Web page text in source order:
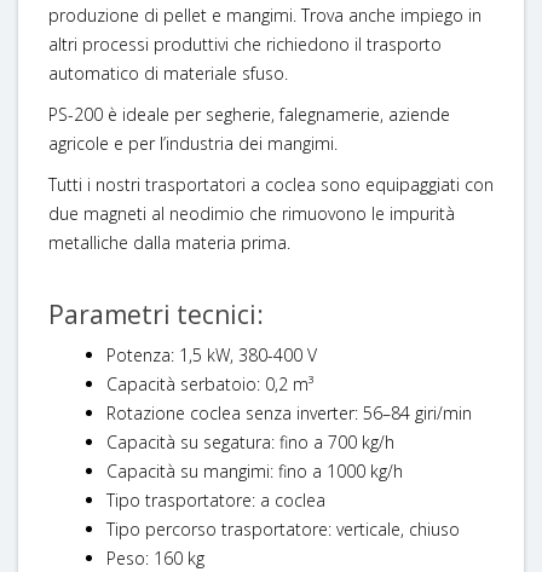
produzione di pellet e mangimi. Trova anche impiego in
altri processi produttivi che richiedono il trasporto
automatico di materiale sfuso.
PS-200 è ideale per segherie, falegnamerie, aziende
agricole e per l’industria dei mangimi.
Tutti i nostri trasportatori a coclea sono equipaggiati con
due magneti al neodimio che rimuovono le impurità
metalliche dalla materia prima.
Parametri tecnici:
Potenza: 1,5 kW, 380-400 V
Capacità serbatoio: 0,2 m³
Rotazione coclea senza inverter: 56–84 giri/min
Capacità su segatura: fino a 700 kg/h
Capacità su mangimi: fino a 1000 kg/h
Tipo trasportatore: a coclea
Tipo percorso trasportatore: verticale, chiuso
Peso: 160 kg